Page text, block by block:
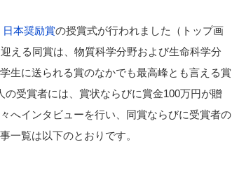
日本奨励賞の授賞式が行われました（トップ画
える同賞は、物質科学分野および生命科学分
生に送られる賞のなかでも最高峰とも言える賞
受賞者には、賞状ならびに賞金100万円が贈
へインタビューを行い、同賞ならびに受賞者の
一覧は以下のとおりです。